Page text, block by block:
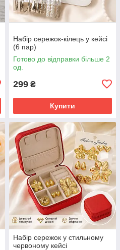
Набір сережок-кілець у кейсі
(6 пар)
Готово до відправки більше 2
од.
299 ₴
Купити
Набір сережок у стильному
червоному кейсі